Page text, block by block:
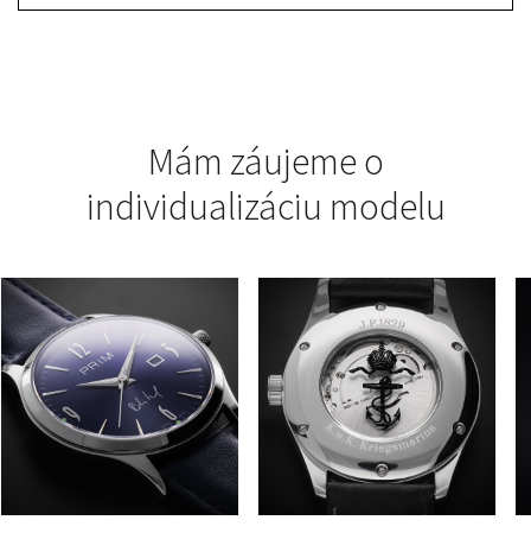
Mám záujeme o
individualizáciu modelu